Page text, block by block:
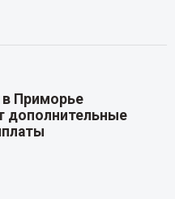
Приморье
дополнительные